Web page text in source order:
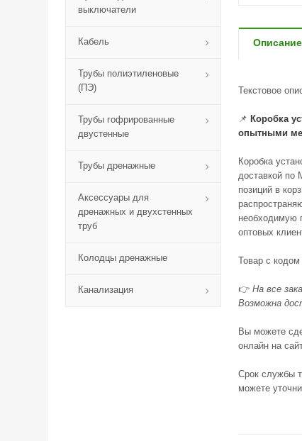
выключатели
Кабель
Трубы полиэтиленовые
(ПЭ)
Трубы гофрированные
двустенные
Трубы дренажные
Аксессуары для
дренажных и двухстенных
труб
Колодцы дренажные
Канализация
Описание
Текстовое
📌 Коробка
опытными
Коробка
доставкой по
позиций в
необходимую
оптовых
Товар с кодом
👉 На все
Возможна
Вы можете
онлайн на
Срок службы
можете